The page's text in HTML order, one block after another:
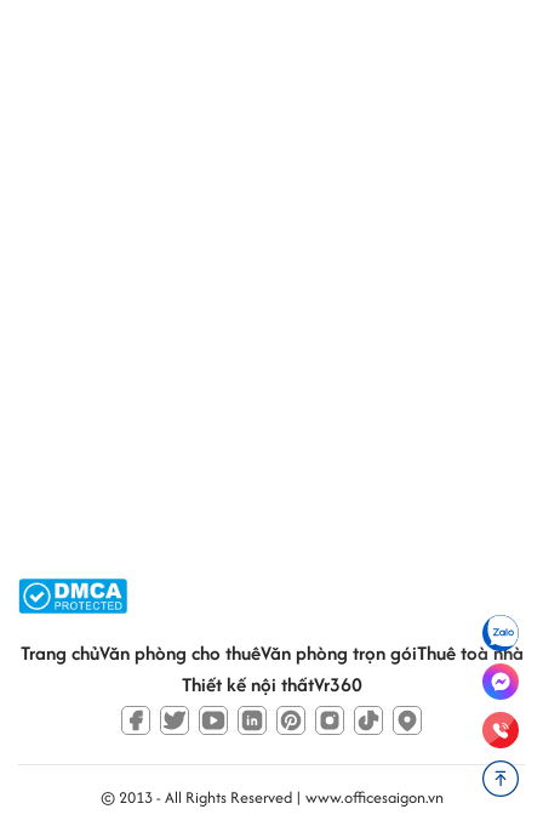
Trang chủVăn phòng cho thuêVăn phòng trọn góiThuê toà nhà
Thiết kế nội thấtVr360
© 2013 - All Rights Reserved | www.officesaigon.vn